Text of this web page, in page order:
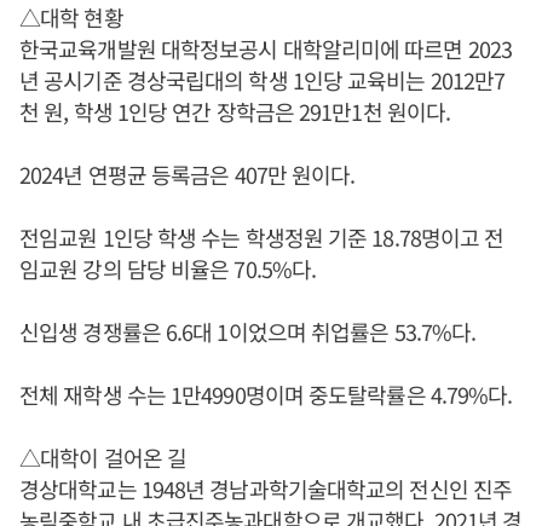
△대학 현황
한국교육개발원 대학정보공시 대학알리미에 따르면 2023
년 공시기준 경상국립대의 학생 1인당 교육비는 2012만7
천 원, 학생 1인당 연간 장학금은 291만1천 원이다.
2024년 연평균 등록금은 407만 원이다.
전임교원 1인당 학생 수는 학생정원 기준 18.78명이고 전
임교원 강의 담당 비율은 70.5%다.
신입생 경쟁률은 6.6대 1이었으며 취업률은 53.7%다.
전체 재학생 수는 1만4990명이며 중도탈락률은 4.79%다.
△대학이 걸어온 길
경상대학교는 1948년 경남과학기술대학교의 전신인 진주